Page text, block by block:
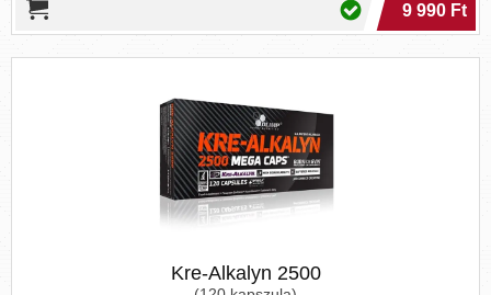
9 990 Ft
Kre-Alkalyn 2500